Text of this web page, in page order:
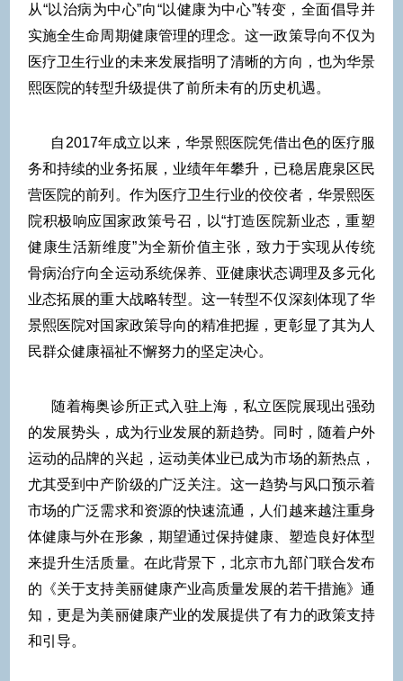
从“以治病为中心”向“以健康为中心”转变，全面倡导并
实施全生命周期健康管理的理念。这一政策导向不仅为
医疗卫生行业的未来发展指明了清晰的方向，也为华景
熙医院的转型升级提供了前所未有的历史机遇。
自2017年成立以来，华景熙医院凭借出色的医疗服
务和持续的业务拓展，业绩年年攀升，已稳居鹿泉区民
营医院的前列。作为医疗卫生行业的佼佼者，华景熙医
院积极响应国家政策号召，以“打造医院新业态，重塑
健康生活新维度”为全新价值主张，致力于实现从传统
骨病治疗向全运动系统保养、亚健康状态调理及多元化
业态拓展的重大战略转型。这一转型不仅深刻体现了华
景熙医院对国家政策导向的精准把握，更彰显了其为人
民群众健康福祉不懈努力的坚定决心。
随着梅奥诊所正式入驻上海，私立医院展现出强劲
的发展势头，成为行业发展的新趋势。同时，随着户外
运动的品牌的兴起，运动美体业已成为市场的新热点，
尤其受到中产阶级的广泛关注。这一趋势与风口预示着
市场的广泛需求和资源的快速流通，人们越来越注重身
体健康与外在形象，期望通过保持健康、塑造良好体型
来提升生活质量。在此背景下，北京市九部门联合发布
的《关于支持美丽健康产业高质量发展的若干措施》通
知，更是为美丽健康产业的发展提供了有力的政策支持
和引导。